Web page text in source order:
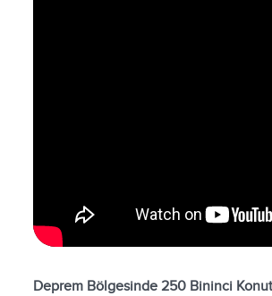
Deprem Bölgesinde 250 Bininci